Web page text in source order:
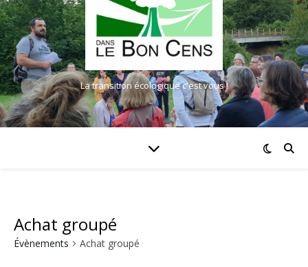
La transition écologique c'est vous !
Achat groupé
Évènements Achat groupé